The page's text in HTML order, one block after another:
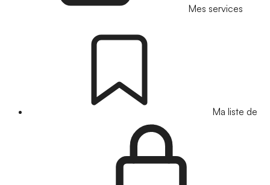
Mes services
Ma liste de